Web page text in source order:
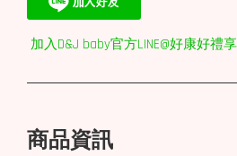
加入D&J baby官方LINE@好康好禮
商品資訊